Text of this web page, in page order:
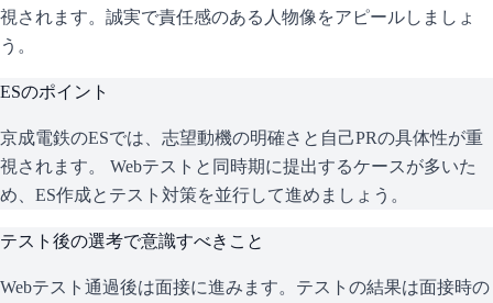
視されます。誠実で責任感のある人物像をアピールしましょ
う。
ESのポイント
京成電鉄のESでは、志望動機の明確さと自己PRの具体性が重
視されます。 Webテストと同時期に提出するケースが多いた
め、ES作成とテスト対策を並行して進めましょう。
テスト後の選考で意識すべきこと
Webテスト通過後は面接に進みます。テストの結果は面接時の